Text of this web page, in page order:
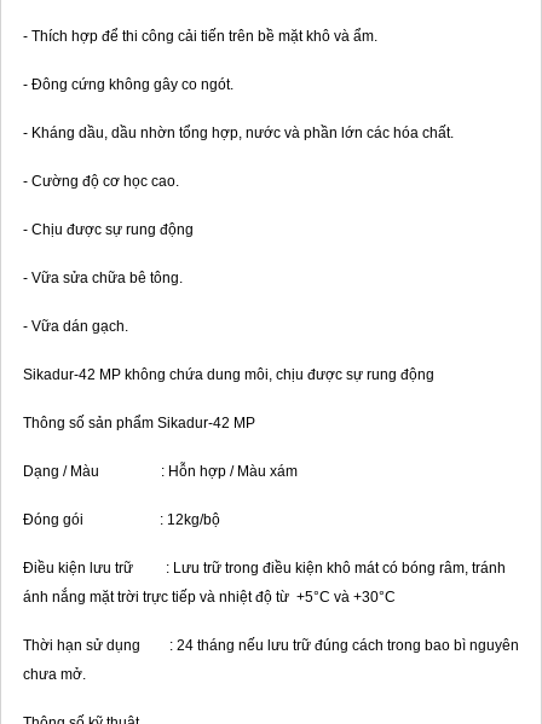
- Thích hợp để thi công cải tiến trên bề mặt khô và ẩm.
- Đông cứng không gây co ngót.
- Kháng dầu, dầu nhờn tổng hợp, nước và phần lớn các hóa chất.
- Cường độ cơ học cao.
- Chịu được sự rung động
- Vữa sửa chữa bê tông.
- Vữa dán gạch.
Sikadur-42 MP không chứa dung môi, chịu được sự rung động
Thông số sản phẩm Sikadur-42 MP
Dạng / Màu : Hỗn hợp / Màu xám
Đóng gói : 12kg/bộ
Điều kiện lưu trữ : Lưu trữ trong điều kiện khô mát có bóng râm, tránh
ánh nắng mặt trời trực tiếp và nhiệt độ từ +5°C và +30°C
Thời hạn sử dụng : 24 tháng nếu lưu trữ đúng cách trong bao bì nguyên
chưa mở.